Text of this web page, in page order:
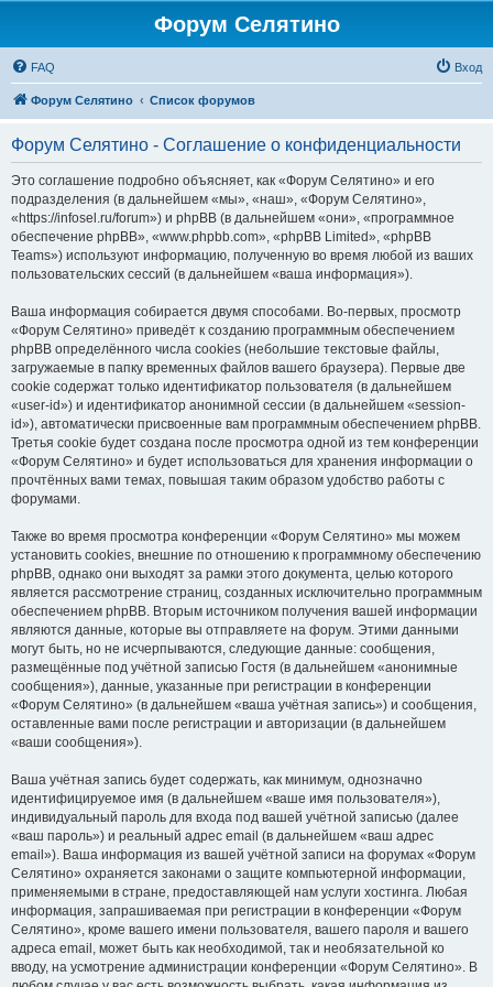
Форум Селятино
FAQ Вход
Форум Селятино Список форумов
Форум Селятино - Соглашение о конфиденциальности
Это соглашение подробно объясняет, как «Форум Селятино» и его
подразделения (в дальнейшем «мы», «наш», «Форум Селятино»,
«https://infosel.ru/forum») и phpBB (в дальнейшем «они», «программное
обеспечение phpBB», «www.phpbb.com», «phpBB Limited», «phpBB
Teams») используют информацию, полученную во время любой из ваших
пользовательских сессий (в дальнейшем «ваша информация»).
Ваша информация собирается двумя способами. Во-первых, просмотр
«Форум Селятино» приведёт к созданию программным обеспечением
phpBB определённого числа cookies (небольшие текстовые файлы,
загружаемые в папку временных файлов вашего браузера). Первые две
cookie содержат только идентификатор пользователя (в дальнейшем
«user-id») и идентификатор анонимной сессии (в дальнейшем «session-
id»), автоматически присвоенные вам программным обеспечением phpBB.
Третья cookie будет создана после просмотра одной из тем конференции
«Форум Селятино» и будет использоваться для хранения информации о
прочтённых вами темах, повышая таким образом удобство работы с
форумами.
Также во время просмотра конференции «Форум Селятино» мы можем
установить cookies, внешние по отношению к программному обеспечению
phpBB, однако они выходят за рамки этого документа, целью которого
является рассмотрение страниц, созданных исключительно программным
обеспечением phpBB. Вторым источником получения вашей информации
являются данные, которые вы отправляете на форум. Этими данными
могут быть, но не исчерпываются, следующие данные: сообщения,
размещённые под учётной записью Гостя (в дальнейшем «анонимные
сообщения»), данные, указанные при регистрации в конференции
«Форум Селятино» (в дальнейшем «ваша учётная запись») и сообщения,
оставленные вами после регистрации и авторизации (в дальнейшем
«ваши сообщения»).
Ваша учётная запись будет содержать, как минимум, однозначно
идентифицируемое имя (в дальнейшем «ваше имя пользователя»),
индивидуальный пароль для входа под вашей учётной записью (далее
«ваш пароль») и реальный адрес email (в дальнейшем «ваш адрес
email»). Ваша информация из вашей учётной записи на форумах «Форум
Селятино» охраняется законами о защите компьютерной информации,
применяемыми в стране, предоставляющей нам услуги хостинга. Любая
информация, запрашиваемая при регистрации в конференции «Форум
Селятино», кроме вашего имени пользователя, вашего пароля и вашего
адреса email, может быть как необходимой, так и необязательной ко
вводу, на усмотрение администрации конференции «Форум Селятино». В